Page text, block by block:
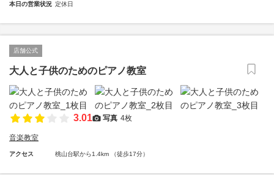
本日の営業状況 定休日
店舗公式
大人と子供のためのピアノ教室
3.01 写真 4枚
音楽教室
アクセス 桃山台駅から1.4km （徒歩17分）